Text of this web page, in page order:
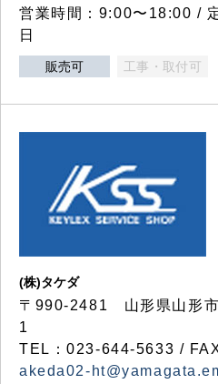
営業時間：9:00〜18:00 /
日
販売可 工事・取付可
(株)タケダ
〒990-2481 山形県山形
1
TEL：023-644-5633 /
akeda02-